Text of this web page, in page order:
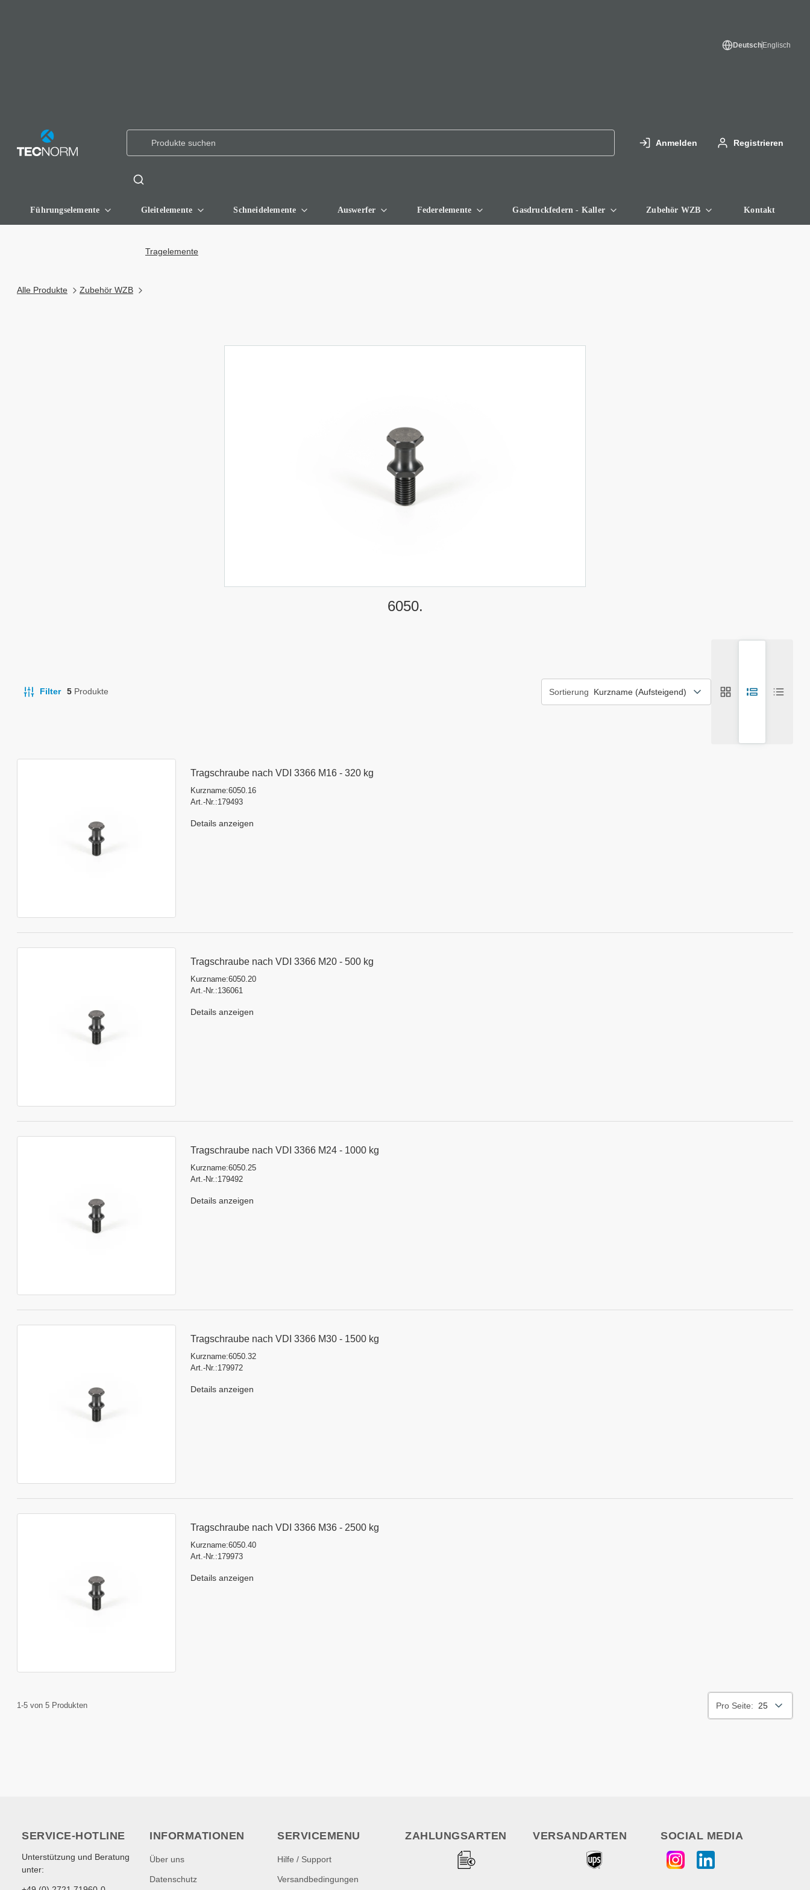
Deutsch Englisch
Anmelden Registrieren
Führungselemente Gleitelemente Schneidelemente Auswerfer Federelemente Gasdruckfedern - Kaller Zubehör WZB Kontakt
Alle Produkte Zubehör WZB
Tragelemente
6050.
Filter 5 Produkte Sortierung Kurzname (Aufsteigend)
Tragschraube nach VDI 3366 M16 - 320 kg
Kurzname:6050.16
Art.-Nr.:179493
Details anzeigen
Tragschraube nach VDI 3366 M20 - 500 kg
Kurzname:6050.20
Art.-Nr.:136061
Details anzeigen
Tragschraube nach VDI 3366 M24 - 1000 kg
Kurzname:6050.25
Art.-Nr.:179492
Details anzeigen
Tragschraube nach VDI 3366 M30 - 1500 kg
Kurzname:6050.32
Art.-Nr.:179972
Details anzeigen
Tragschraube nach VDI 3366 M36 - 2500 kg
Kurzname:6050.40
Art.-Nr.:179973
Details anzeigen
1-5 von 5 Produkten Pro Seite: 25
SERVICE-HOTLINE
Unterstützung und Beratung
unter:
INFORMATIONEN
Über uns
Datenschutz
SERVICEMENU
Hilfe / Support
Versandbedingungen
ZAHLUNGSARTEN VERSANDARTEN SOCIAL MEDIA